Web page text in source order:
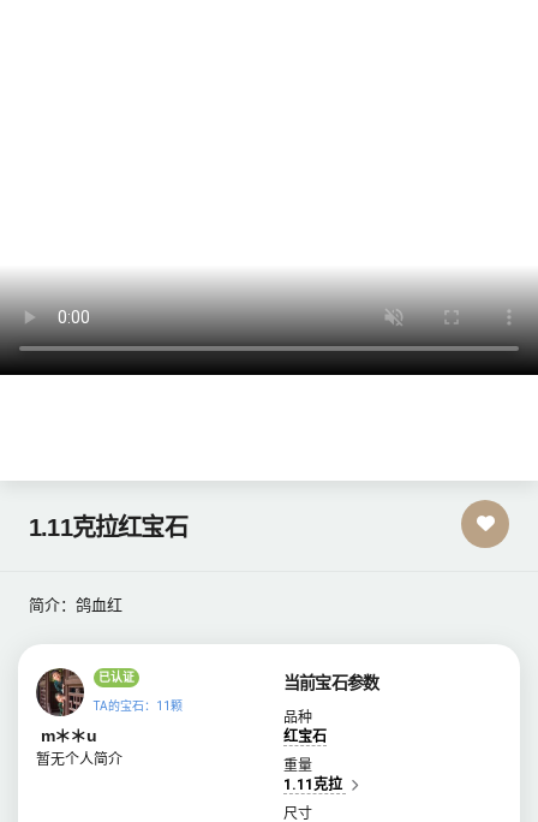
1.11克拉红宝石
简介：鸽血红
已认证
TA的宝石：11颗
m＊＊u
暂无个人简介
当前宝石参数
品种
红宝石
重量
1.11克拉
尺寸